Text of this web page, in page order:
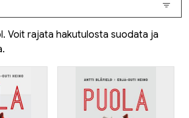
Voit rajata hakutulosta suodata ja